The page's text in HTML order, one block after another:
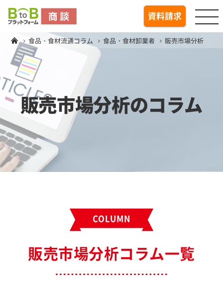
資料請求
食品・食材流通コラム 食品・食材卸業者 販売市場分析
販売市場分析のコラム
COLUMN
販売市場分析コラム一覧